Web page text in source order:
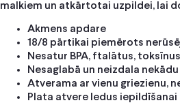
malkiem un atkārtotai uzpildei, lai
Akmens apdare
18/8 pārtikai piemērots
Nesatur BPA, ftalātus, toksīnus
Nesaglabā un neizdala
Atverama ar vienu griezienu,
Plata atvere ledus